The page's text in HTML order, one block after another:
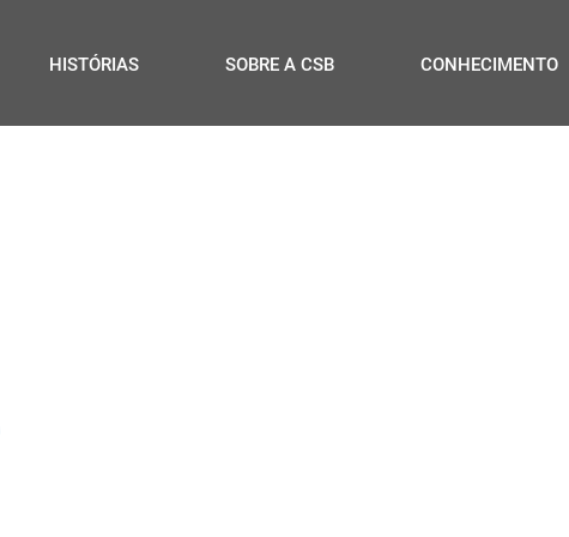
HISTÓRIAS SOBRE A CSB CONHECIMENTO